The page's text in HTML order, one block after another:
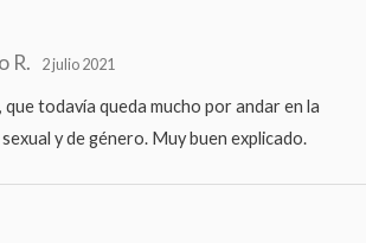
R. 2 julio 2021
que todavía queda mucho por andar en la
y de género. Muy buen explicado.